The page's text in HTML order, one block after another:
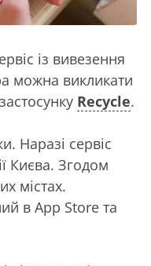
із вивезення
можна викликати
Recycle.
Наразі сервіс
Києва. Згодом
містах.
в App Store та